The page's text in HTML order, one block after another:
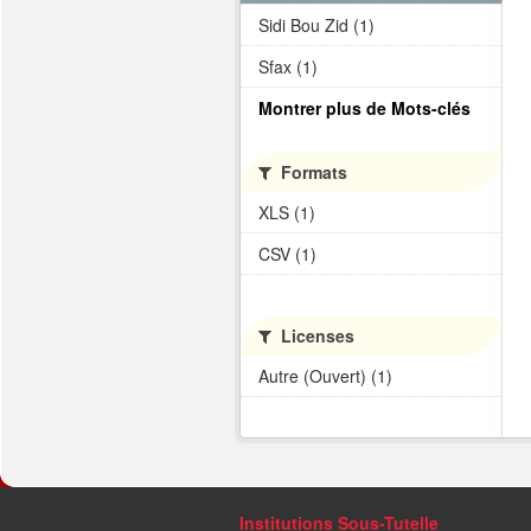
Sidi Bou Zid (1)
Sfax (1)
Montrer plus de Mots-clés
Formats
XLS (1)
CSV (1)
Licenses
Autre (Ouvert) (1)
Institutions Sous-Tutelle